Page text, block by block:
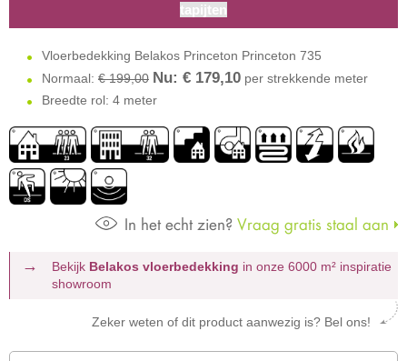
tapijten
Vloerbedekking Belakos Princeton Princeton 735
Normaal: € 199,00 Nu: € 179,10 per strekkende meter
Breedte rol: 4 meter
In het echt zien? Vraag gratis staal aan
Bekijk Belakos vloerbedekking in onze 6000 m² inspiratie
showroom
Zeker weten of dit product aanwezig is? Bel ons!